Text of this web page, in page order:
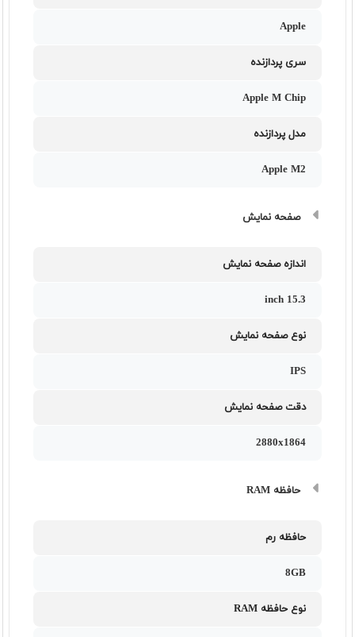
Apple
سری پردازنده
Apple M Chip
مدل پردازنده
Apple M2
صفحه نمایش
اندازه صفحه نمایش
15.3 inch
نوع صفحه نمایش
IPS
دقت صفحه نمایش
2880x1864
حافظه RAM
حافظه رم
8GB
نوع حافظه RAM